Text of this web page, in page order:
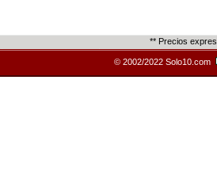
** Precios
© 2002/2022 Solo10.com